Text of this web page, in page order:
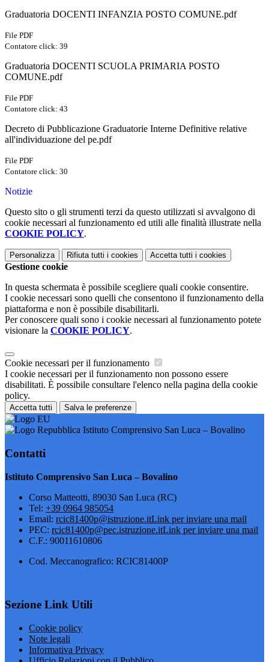
Graduatoria DOCENTI INFANZIA POSTO COMUNE.pdf
File PDF
Contatore click: 39
Graduatoria DOCENTI SCUOLA PRIMARIA POSTO
COMUNE.pdf
File PDF
Contatore click: 43
Decreto di Pubblicazione Graduatorie Interne Definitive relative
all'individuazione del pe.pdf
File PDF
Contatore click: 30
Notizie
Questo sito o gli strumenti terzi da questo utilizzati si avvalgono di
cookie necessari al funzionamento ed utili alle finalità illustrate nella
COOKIE POLICY.
Personalizza Rifiuta tutti i cookies Accetta tutti i cookies
Gestione cookie
In questa schermata è possibile scegliere quali cookie consentire.
I cookie necessari sono quelli che consentono il funzionamento della
piattaforma e non è possibile disabilitarli.
Per conoscere quali sono i cookie necessari al funzionamento potete
visionare la COOKIE POLICY.
Cookie necessari per il funzionamento
I cookie necessari per il funzionamento non possono essere
disabilitati. È possibile consultare l'elenco nella pagina della cookie
policy.
Accetta tutti Salva le preferenze
Istituto Comprensivo San Luca – Bovalino
Contatti
Istituto Comprensivo San Luca – Bovalino
Corso Matteotti, 89030 San Luca (RC)
Tel: +39 0964 985054
Email: rcic81400p@istruzione.itLink per inviare una mail
PEC: rcic81400p@pec.istruzione.itLink per inviare una mail
C.F.: 90011610806
Cod. Meccanografico: RCIC81400P
Sezione Link Utili
Cookie policy
Note legali
Informativa Privacy